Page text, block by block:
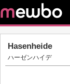
Hasenheide
ハーゼンハイデ